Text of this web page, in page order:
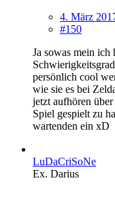
4. März
#150
Ja sowas mein ich
persönlich cool
wie sie es bei
jetzt aufhören
Spiel gespielt zu
wartenden ein xD
LuDaCriSoNe
Ex. Darius